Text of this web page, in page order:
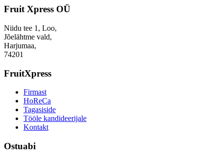
Fruit Xpress OÜ
Niidu tee 1, Loo,
Jõelähtme vald,
Harjumaa,
74201
FruitXpress
Firmast
HoReCa
Tagasiside
Tööle kandideerijale
Kontakt
Ostuabi